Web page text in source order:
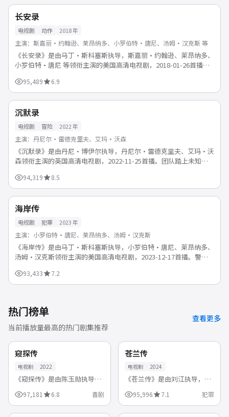
美国
长安录
电视剧 动作 2018年
主演： 斯嘉丽·约翰逊、莱昂纳多、小罗伯特·唐尼、汤姆·汉克斯 等
《长安录》是由马丁·斯科塞斯执导，斯嘉丽·约翰逊、莱昂纳多、
小罗伯特·唐尼 等领衔主演的美国高清电视剧，2018-01-26首播。
95,489 6.9
英国
53分钟/集
沉默录
电视剧 冒险 2022年
主演： 丹尼尔·雷德克里夫、艾玛·沃森
《沉默录》是由丹尼·博伊尔执导，丹尼尔·雷德克里夫、艾玛·沃
森领衔主演的英国高清电视剧，2022-11-25首播。团队踏上未知旅
94,319 8.5
美国
54分钟/集
海岸传
电视剧 犯罪 2023年
主演： 小罗伯特·唐尼、莱昂纳多、汤姆·汉克斯
《海岸传》是由马丁·斯科塞斯执导，小罗伯特·唐尼、莱昂纳多、
汤姆·汉克斯领衔主演的美国高清电视剧，2023-12-17首播。警匪
93,433 7.2
热门榜单
当前播放量最高的热门剧集推荐
查看更多
中国
40:47
窥探传
电视剧 2022
《窥探传》是由陈玉勋执导，
主演的中国台湾高清电视剧，
2022-05-14首播。轻松幽默的
97,181 6.8 喜剧
中国
苍兰传
电视剧 2024
《苍兰传》是由刘江执导，沈
的中国大陆高清电视剧，
2024-10-13首播。连环案件背
95,996 7.1 犯罪
51:46 39:11